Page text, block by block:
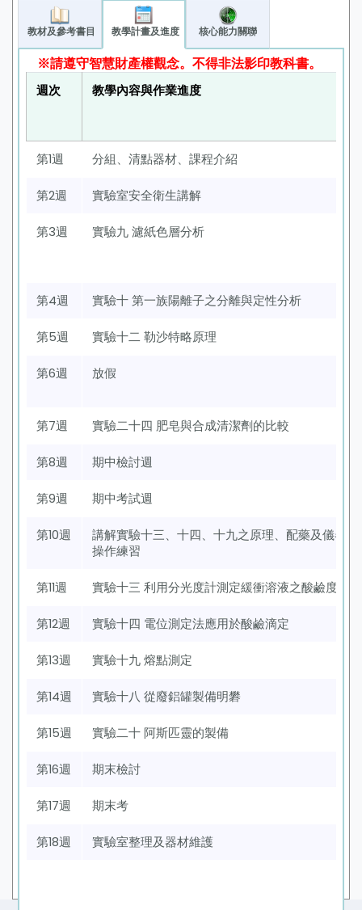
教材及參考書目 教學計畫及進度 核心能力關聯
※請遵守智慧財產權觀念。不得非法影印教科書。
週次 教學內容與作業進度
第1週 分組、清點器材、課程介紹
第2週 實驗室安全衛生講解
第3週 實驗九 濾紙色層分析
第4週 實驗十 第一族陽離子之分離與定性分析
第5週 實驗十二 勒沙特略原理
第6週 放假
第7週 實驗二十四 肥皂與合成清潔劑的比較
第8週 期中檢討週
第9週 期中考試週
第10週
講解實驗十三、十四、十九之原理、配藥及儀器
操作練習
第11週 實驗十三 利用分光度計測定緩衝溶液之酸鹼度
第12週 實驗十四 電位測定法應用於酸鹼滴定
第13週 實驗十九 熔點測定
第14週 實驗十八 從廢鋁罐製備明礬
第15週 實驗二十 阿斯匹靈的製備
第16週 期末檢討
第17週 期末考
第18週 實驗室整理及器材維護